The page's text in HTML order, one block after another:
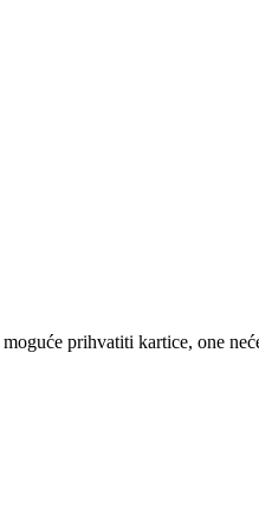
prihvatiti kartice, one